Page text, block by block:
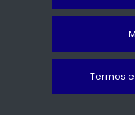
Termos